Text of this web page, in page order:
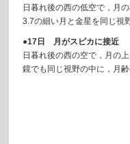
日暮れ後の西の低空で，月
3.7の細い月と金星を同じ視
●17日 月がスピカに接近
日暮れ後の西の空で，月の
鏡でも同じ視野の中に，月